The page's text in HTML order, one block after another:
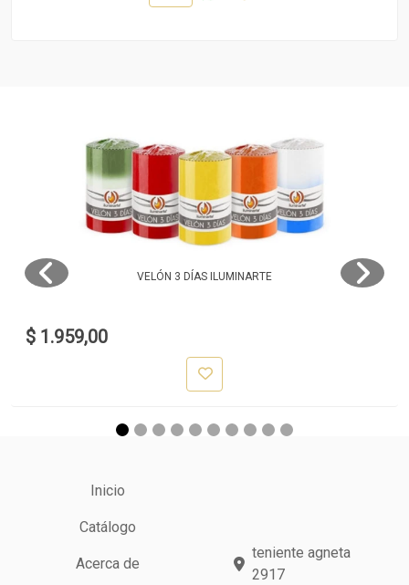
VELÓN 3 DÍAS ILUMINARTE
$ 1.959,00
Inicio
Catálogo
Acerca de
teniente agneta
2917